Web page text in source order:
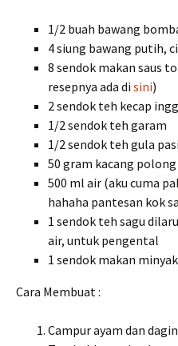
1/2 buah bawang
4 siung bawang putih,
8 sendok makan saus
resepnya ada di sini)
2 sendok teh kecap
1/2 sendok teh garam
1/2 sendok teh gula
50 gram kacang
500 ml air (aku cuma
hahaha pantesan kok
1 sendok teh sagu
air, untuk pengental
1 sendok makan
Cara Membuat :
Campur ayam dan